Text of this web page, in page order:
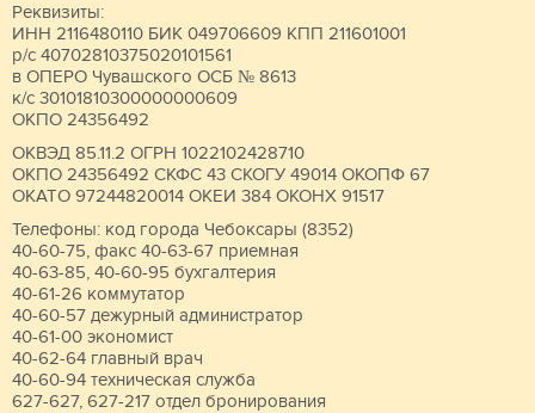
Реквизиты:
ИНН 2116480110 БИК 049706609 КПП 211601001
р/с 40702810375020101561
в ОПЕРО Чувашского ОСБ № 8613
к/с 30101810300000000609
ОКПО 24356492
ОКВЭД 85.11.2 ОГРН 1022102428710
ОКПО 24356492 СКФС 43 СКОГУ 49014 ОКОПФ 67
ОКАТО 97244820014 ОКЕИ 384 ОКОНХ 91517
Телефоны: код города Чебоксары (8352)
40-60-75, факс 40-63-67 приемная
40-63-85, 40-60-95 бухгалтерия
40-61-26 коммутатор
40-60-57 дежурный администратор
40-61-00 экономист
40-62-64 главный врач
40-60-94 техническая служба
627-627, 627-217 отдел бронирования